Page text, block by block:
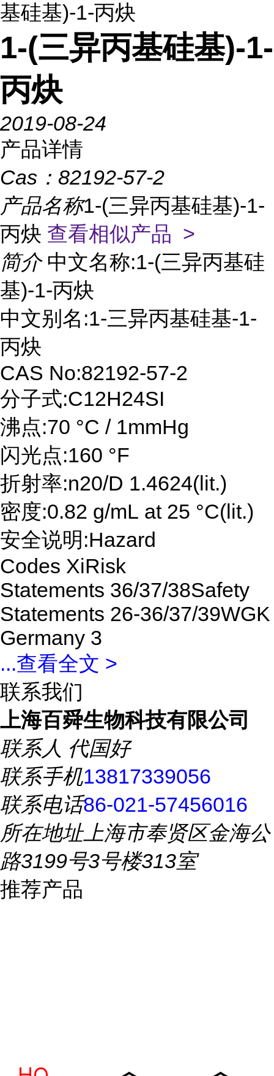
基硅基)-1-丙炔
1-(三异丙基硅基)-1-
丙炔
2019-08-24
产品详情
Cas： 82192-57-2
产品名称1-(三异丙基硅基)-1-
丙炔 查看相似产品 >
简介 中文名称:1-(三异丙基硅
基)-1-丙炔
中文别名:1-三异丙基硅基-1-
丙炔
CAS No:82192-57-2
分子式:C12H24SI
沸点:70 °C / 1mmHg
闪光点:160 °F
折射率:n20/D 1.4624(lit.)
密度:0.82 g/mL at 25 °C(lit.)
安全说明:Hazard
Codes XiRisk
Statements 36/37/38Safety
Statements 26-36/37/39WGK
Germany 3
...查看全文 >
联系我们
上海百舜生物科技有限公司
联系人 代国好
联系手机13817339056
联系电话86-021-57456016
所在地址上海市奉贤区金海公
路3199号3号楼313室
推荐产品